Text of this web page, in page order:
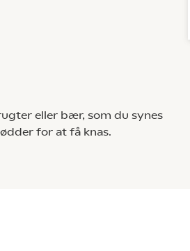
eller bær, som du synes
for at få knas.